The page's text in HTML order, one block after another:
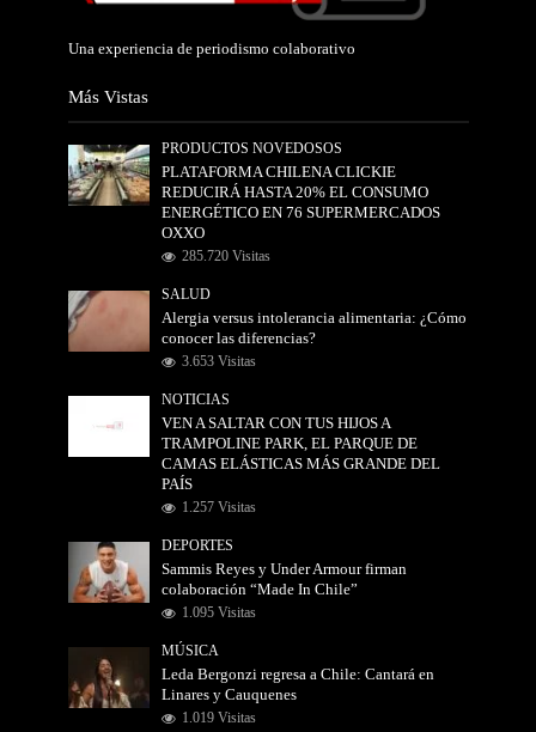
Una experiencia de periodismo colaborativo
Más Vistas
PRODUCTOS NOVEDOSOS
PLATAFORMA CHILENA CLICKIE
REDUCIRÁ HASTA 20% EL CONSUMO
ENERGÉTICO EN 76 SUPERMERCADOS
OXXO
285.720 Visitas
SALUD
Alergia versus intolerancia alimentaria: ¿Cómo
conocer las diferencias?
3.653 Visitas
NOTICIAS
VEN A SALTAR CON TUS HIJOS A
TRAMPOLINE PARK, EL PARQUE DE
CAMAS ELÁSTICAS MÁS GRANDE DEL
PAÍS
1.257 Visitas
DEPORTES
Sammis Reyes y Under Armour firman
colaboración “Made In Chile”
1.095 Visitas
MÚSICA
Leda Bergonzi regresa a Chile: Cantará en
Linares y Cauquenes
1.019 Visitas